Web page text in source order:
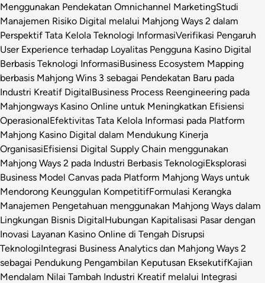
Menggunakan Pendekatan Omnichannel MarketingStudi
Manajemen Risiko Digital melalui Mahjong Ways 2 dalam
Perspektif Tata Kelola Teknologi InformasiVerifikasi Pengaruh
User Experience terhadap Loyalitas Pengguna Kasino Digital
Berbasis Teknologi InformasiBusiness Ecosystem Mapping
berbasis Mahjong Wins 3 sebagai Pendekatan Baru pada
Industri Kreatif DigitalBusiness Process Reengineering pada
Mahjongways Kasino Online untuk Meningkatkan Efisiensi
OperasionalEfektivitas Tata Kelola Informasi pada Platform
Mahjong Kasino Digital dalam Mendukung Kinerja
OrganisasiEfisiensi Digital Supply Chain menggunakan
Mahjong Ways 2 pada Industri Berbasis TeknologiEksplorasi
Business Model Canvas pada Platform Mahjong Ways untuk
Mendorong Keunggulan KompetitifFormulasi Kerangka
Manajemen Pengetahuan menggunakan Mahjong Ways dalam
Lingkungan Bisnis DigitalHubungan Kapitalisasi Pasar dengan
Inovasi Layanan Kasino Online di Tengah Disrupsi
TeknologiIntegrasi Business Analytics dan Mahjong Ways 2
sebagai Pendukung Pengambilan Keputusan EksekutifKajian
Mendalam Nilai Tambah Industri Kreatif melalui Integrasi